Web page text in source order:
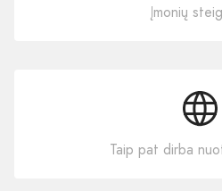
Įmonių
Taip pat dirba